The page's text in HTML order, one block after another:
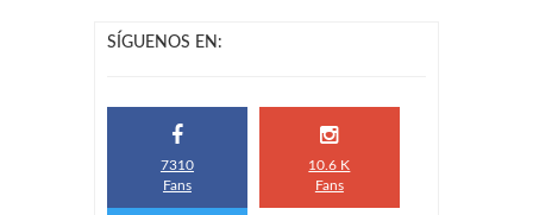
SÍGUENOS EN:
7310
Fans
10.6 K
Fans